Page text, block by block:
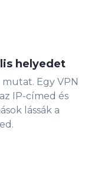
helyedet
Egy VPN
IP-címed és
lássák a